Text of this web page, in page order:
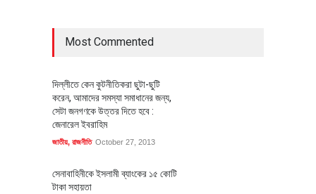
Most Commented
দিল্লীতে কেন কুটনীতিকরা ছুটা-ছুটি
করেন, আমাদের সমস্যা সমাধানের জন্য,
সেটা জনগণকে উত্তর দিতে হবে :
জেনারেল ইবরাহিম
জাতীয়, রাজনীতি October 27, 2013
সেনাবাহিনীকে ইসলামী ব্যাংকের ১৫ কোটি
টাকা সহায়তা